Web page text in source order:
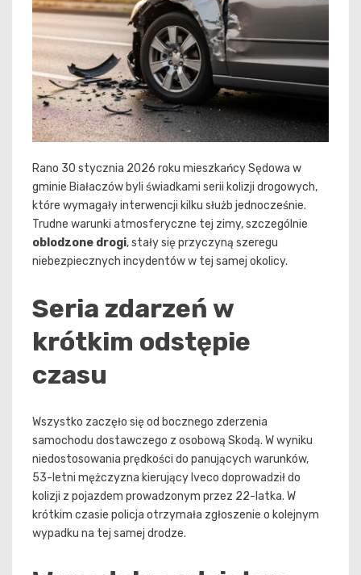
Rano 30 stycznia 2026 roku mieszkańcy Sędowa w
gminie Białaczów byli świadkami serii kolizji drogowych,
które wymagały interwencji kilku służb jednocześnie.
Trudne warunki atmosferyczne tej zimy, szczególnie
oblodzone drogi, stały się przyczyną szeregu
niebezpiecznych incydentów w tej samej okolicy.
Seria zdarzeń w
krótkim odstępie
czasu
Wszystko zaczęło się od bocznego zderzenia
samochodu dostawczego z osobową Skodą. W wyniku
niedostosowania prędkości do panujących warunków,
53-letni mężczyzna kierujący Iveco doprowadził do
kolizji z pojazdem prowadzonym przez 22-latka. W
krótkim czasie policja otrzymała zgłoszenie o kolejnym
wypadku na tej samej drodze.